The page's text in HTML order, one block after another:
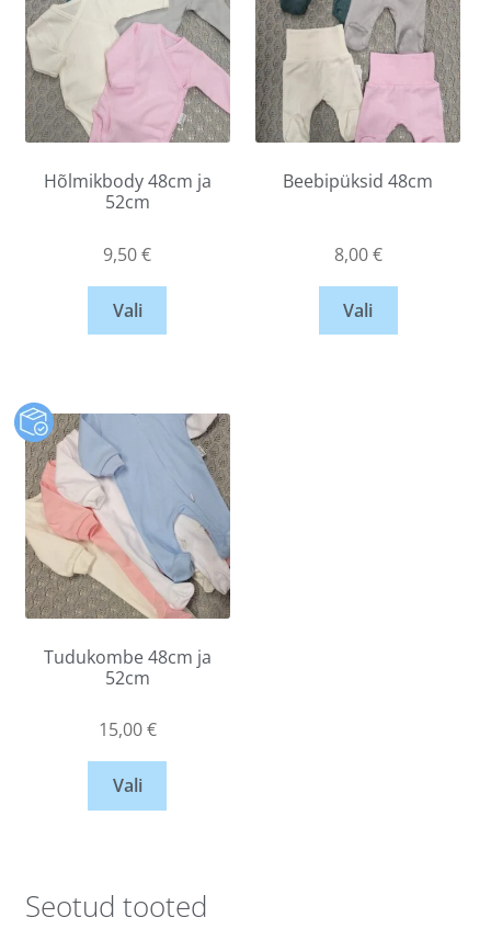
Hõlmikbody 48cm ja
52cm
9,50€
Vali
Beebipüksid 48cm
8,00€
Vali
Tudukombe 48cm ja
52cm
15,00€
Vali
Seotud tooted